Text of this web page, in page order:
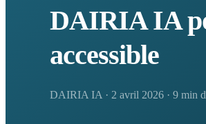
DAIRIA IA
accessible
DAIRIA IA · 2 avril 2026 · 9 min